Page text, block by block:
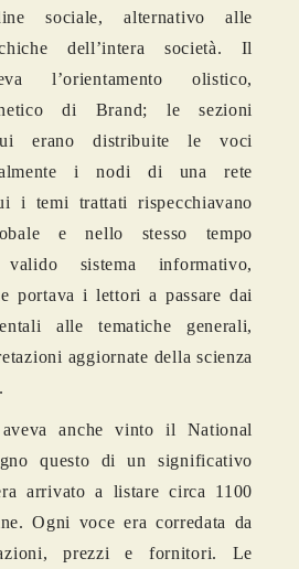
sociale, alternativo alle
dell’intera società. Il
l’orientamento olistico,
di Brand; le sezioni
erano distribuite le voci
i nodi di una rete
i temi trattati rispecchiavano
e nello stesso tempo
sistema informativo,
portava i lettori a passare dai
alle tematiche generali,
aggiornate della scienza
aveva anche vinto il National
questo di un significativo
arrivato a listare circa 1100
Ogni voce era corredata da
prezzi e fornitori. Le